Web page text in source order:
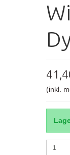
(inkl.